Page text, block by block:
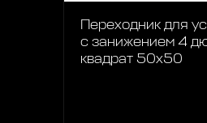
Переходник для
с занижением 4 дюйма +
квадрат 50х50